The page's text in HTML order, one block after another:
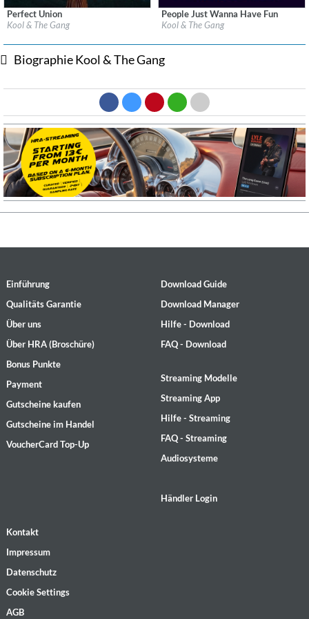
Label:Omnivore Recordings
Perfect Union
Kool & The Gang
Label:Astana Music Inc
$ 12,90
People Just Wanna Have Fun
Kool & The Gang
Biographie Kool & The Gang
Einführung
Qualitäts Garantie
Über uns
Über HRA (Broschüre)
Bonus Punkte
Payment
Gutscheine kaufen
Gutscheine im Handel
VoucherCard Top-Up
Download Guide
Download Manager
Hilfe - Download
FAQ - Download
Streaming Modelle
Streaming App
Hilfe - Streaming
FAQ - Streaming
Audiosysteme
Händler Login
Kontakt
Impressum
Datenschutz
Cookie Settings
AGB